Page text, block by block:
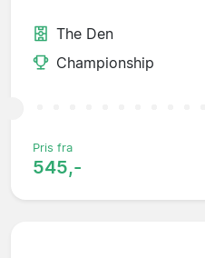
The Den
Championship
Pris fra
545,-